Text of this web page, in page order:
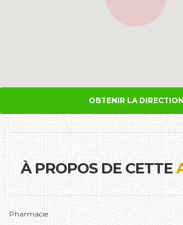
OBTENIR LA DIRECTION
À PROPOS DE CETTE
Pharmacie